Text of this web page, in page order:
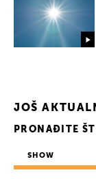
JOŠ
PRONAĐITE
SHOW